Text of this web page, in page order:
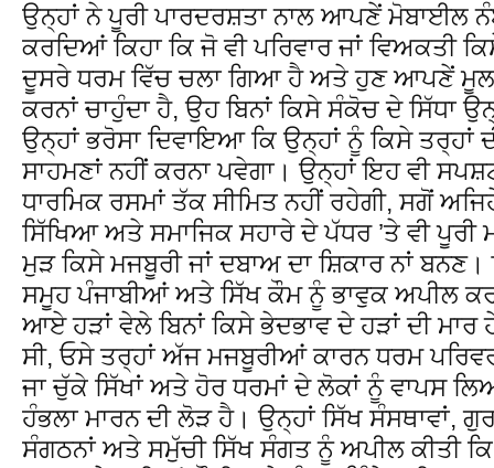
ਉਨ੍ਹਾਂ ਨੇ ਪੂਰੀ ਪਾਰਦਰਸ਼ਤਾ ਨਾਲ ਆਪਣੇਂ ਮੋਬਾਈਲ
ਕਰਦਿਆਂ ਕਿਹਾ ਕਿ ਜੋ ਵੀ ਪਰਿਵਾਰ ਜਾਂ ਵਿਅਕਤੀ
ਦੂਸਰੇ ਧਰਮ ਵਿੱਚ ਚਲਾ ਗਿਆ ਹੈ ਅਤੇ ਹੁਣ ਆਪਣੇਂ ਮੂਲ
ਕਰਨਾਂ ਚਾਹੁੰਦਾ ਹੈ, ਉਹ ਬਿਨਾਂ ਕਿਸੇ ਸੰਕੋਚ ਦੇ ਸਿੱਧਾ
ਉਨ੍ਹਾਂ ਭਰੋਸਾ ਦਿਵਾਇਆ ਕਿ ਉਨ੍ਹਾਂ ਨੂੰ ਕਿਸੇ ਤਰ੍ਹਾਂ
ਸਾਹਮਣਾਂ ਨਹੀਂ ਕਰਨਾ ਪਵੇਗਾ। ਉਨ੍ਹਾਂ ਇਹ ਵੀ
ਧਾਰਮਿਕ ਰਸਮਾਂ ਤੱਕ ਸੀਮਿਤ ਨਹੀਂ ਰਹੇਗੀ, ਸਗੋਂ
ਸਿੱਖਿਆ ਅਤੇ ਸਮਾਜਿਕ ਸਹਾਰੇ ਦੇ ਪੱਧਰ ’ਤੇ ਵੀ ਪੂਰੀ
ਮੁੜ ਕਿਸੇ ਮਜਬੂਰੀ ਜਾਂ ਦਬਾਅ ਦਾ ਸ਼ਿਕਾਰ ਨਾਂ
ਸਮੂਹ ਪੰਜਾਬੀਆਂ ਅਤੇ ਸਿੱਖ ਕੌਮ ਨੂੰ ਭਾਵੁਕ ਅਪੀਲ
ਆਏ ਹੜਾਂ ਵੇਲੇ ਬਿਨਾਂ ਕਿਸੇ ਭੇਦਭਾਵ ਦੇ ਹੜਾਂ ਦੀ
ਸੀ, ਓਸੇ ਤਰ੍ਹਾਂ ਅੱਜ ਮਜਬੂਰੀਆਂ ਕਾਰਨ ਧਰਮ
ਜਾ ਚੁੱਕੇ ਸਿੱਖਾਂ ਅਤੇ ਹੋਰ ਧਰਮਾਂ ਦੇ ਲੋਕਾਂ ਨੂੰ ਵਾਪਸ
ਹੰਭਲਾ ਮਾਰਨ ਦੀ ਲੋੜ ਹੈ। ਉਨ੍ਹਾਂ ਸਿੱਖ ਸੰਸਥਾਵਾਂ,
ਸੰਗਠਨਾਂ ਅਤੇ ਸਮੁੱਚੀ ਸਿੱਖ ਸੰਗਤ ਨੂੰ ਅਪੀਲ ਕੀਤੀ